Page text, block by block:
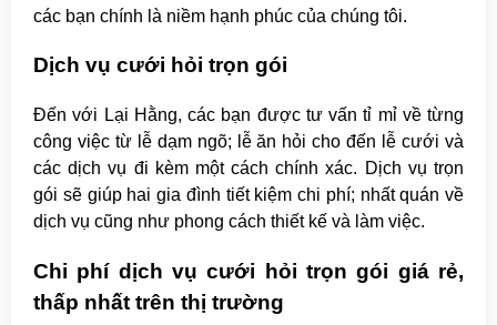
các bạn chính là niềm hạnh phúc của chúng tôi.
Dịch vụ cưới hỏi trọn gói
Đến với Lại Hằng, các bạn được tư vấn tỉ mỉ về từng
công việc từ lễ dạm ngõ; lễ ăn hỏi cho đến lễ cưới và
các dịch vụ đi kèm một cách chính xác. Dịch vụ trọn
gói sẽ giúp hai gia đình tiết kiệm chi phí; nhất quán về
dịch vụ cũng như phong cách thiết kế và làm việc.
Chi phí dịch vụ cưới hỏi trọn gói giá rẻ,
thấp nhất trên thị trường